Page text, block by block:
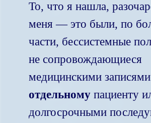
То, что я нашла,
меня — это были, по
части, бессистемные
не сопровождающиеся
медицинскими
отдельномупациенту
долгосрочными